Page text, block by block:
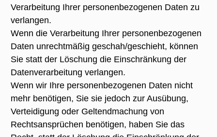
Verarbeitung Ihrer personenbezogenen Daten zu
verlangen.
Wenn die Verarbeitung Ihrer personenbezogenen
Daten unrechtmäßig geschah/geschieht, können
Sie statt der Löschung die Einschränkung der
Datenverarbeitung verlangen.
Wenn wir Ihre personenbezogenen Daten nicht
mehr benötigen, Sie sie jedoch zur Ausübung,
Verteidigung oder Geltendmachung von
Rechtsansprüchen benötigen, haben Sie das